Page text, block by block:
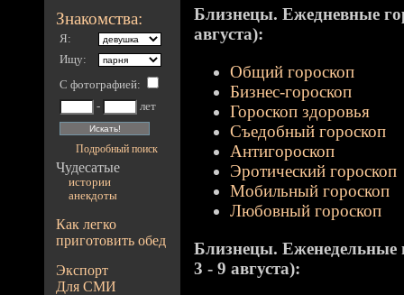
Знакомства:
Я:
Ищу:
С фотографией:
-
лет
Подробный поиск
Чудесатые
истории
анекдоты
Как легко
приготовить обед
Экспорт
Для СМИ
Близнецы. Ежедневные
августа):
Общий гороскоп
Бизнес-гороскоп
Гороскоп здоровья
Съедобный гороскоп
Антигороскоп
Эротический гороскоп
Мобильный гороскоп
Любовный гороскоп
Близнецы. Еженедельные
3 - 9 августа):